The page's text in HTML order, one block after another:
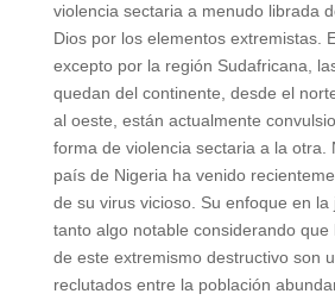
violencia sectaria a menudo librada
Dios por los elementos extremistas.
excepto por la región Sudafricana,
quedan del continente, desde el
al oeste, están actualmente
forma de violencia sectaria a la otra.
país de Nigeria ha venido
de su virus vicioso. Su enfoque en
tanto algo notable considerando que
de este extremismo destructivo son
reclutados entre la población